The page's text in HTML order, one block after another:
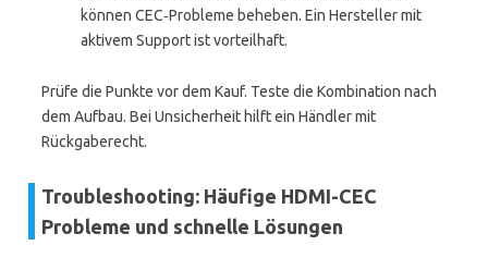
können CEC‑Probleme beheben. Ein Hersteller mit
aktivem Support ist vorteilhaft.
Prüfe die Punkte vor dem Kauf. Teste die Kombination nach
dem Aufbau. Bei Unsicherheit hilft ein Händler mit
Rückgaberecht.
Troubleshooting: Häufige HDMI-CEC
Probleme und schnelle Lösungen